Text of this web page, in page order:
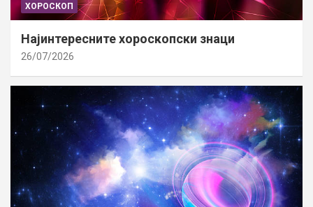
ХОРОСКОП
Најинтересните хороскопски знаци
26/07/2026